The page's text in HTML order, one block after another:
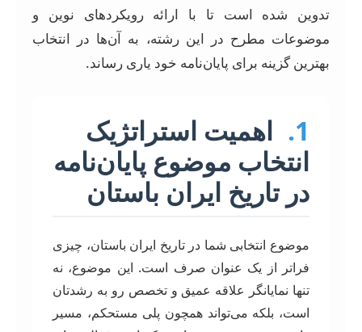
تدوین شده است تا با ارائه رویکردهای نوین و
موضوعات مطرح در این رشته، به آن‌ها در انتخاب
بهترین گزینه برای پایان‌نامه خود یاری رساند.
1.
اهمیت استراتژیک
انتخاب موضوع پایان‌نامه
در تاریخ ایران باستان
موضوع انتخابی شما در تاریخ ایران باستان، چیزی
فراتر از یک عنوان صرف است. این موضوع، نه
تنها نمایانگر علاقه عمیق و تخصص رو به رشدتان
است، بلکه می‌تواند همچون پلی مستحکم، مسیر